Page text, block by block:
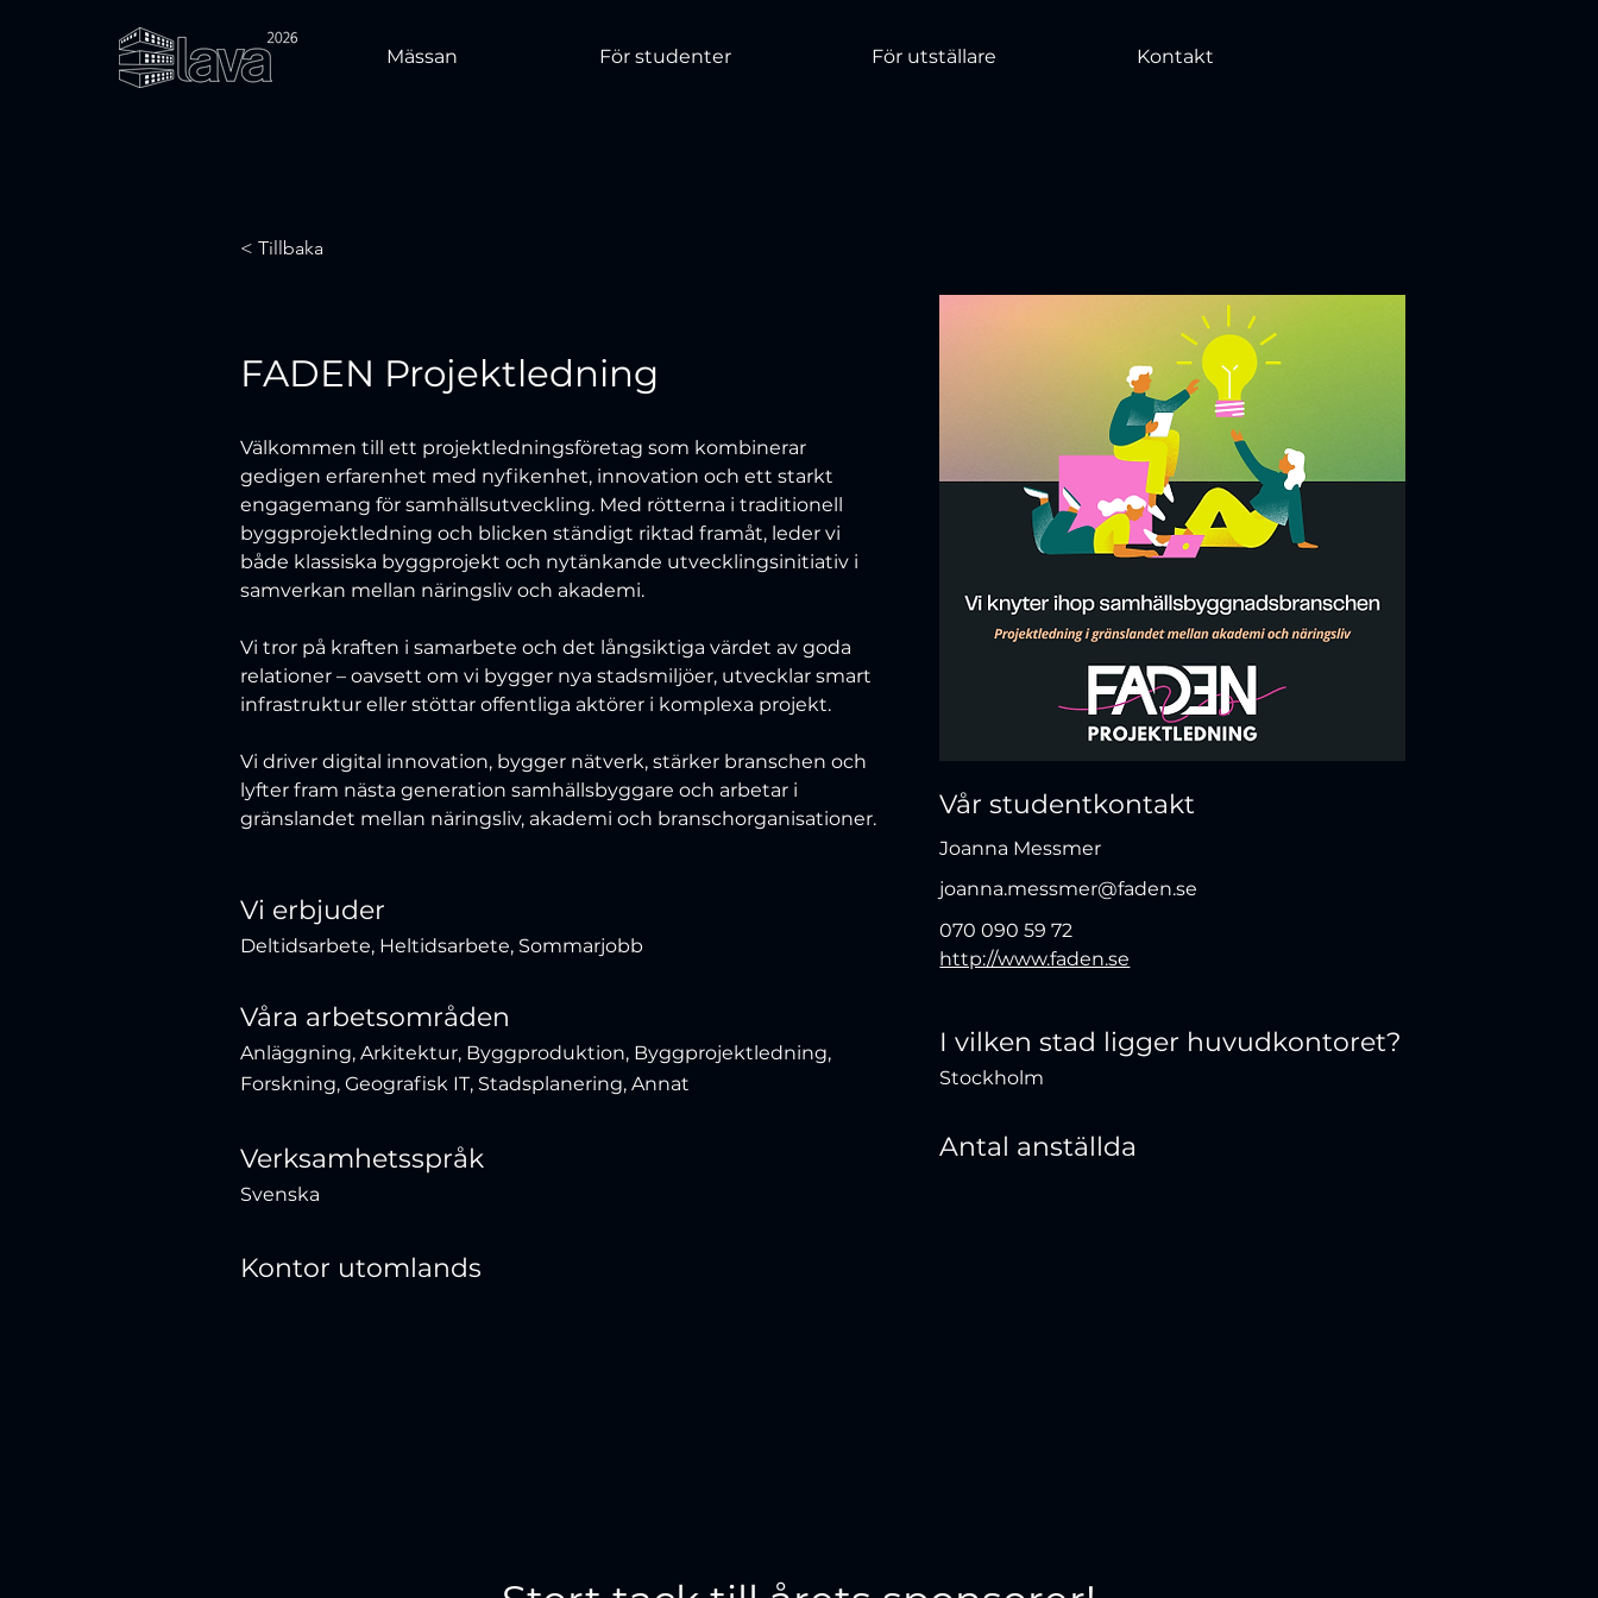
Mässan För studenter För utställare Kontakt
< Tillbaka
FADEN Projektledning
Välkommen till ett projektledningsföretag som kombinerar
gedigen erfarenhet med nyfikenhet, innovation och ett starkt
engagemang för samhällsutveckling. Med rötterna i traditionell
byggprojektledning och blicken ständigt riktad framåt, leder vi
både klassiska byggprojekt och nytänkande utvecklingsinitiativ i
samverkan mellan näringsliv och akademi.
Vi tror på kraften i samarbete och det långsiktiga värdet av goda
relationer – oavsett om vi bygger nya stadsmiljöer, utvecklar smart
infrastruktur eller stöttar offentliga aktörer i komplexa projekt.
Vi driver digital innovation, bygger nätverk, stärker branschen och
lyfter fram nästa generation samhällsbyggare och arbetar i
gränslandet mellan näringsliv, akademi och branschorganisationer.
Vi erbjuder
Deltidsarbete, Heltidsarbete, Sommarjobb
Våra arbetsområden
Anläggning, Arkitektur, Byggproduktion, Byggprojektledning,
Forskning, Geografisk IT, Stadsplanering, Annat
Verksamhetsspråk
Svenska
Kontor utomlands
Vår studentkontakt
Joanna Messmer
joanna.messmer@faden.se
070 090 59 72
http://www.faden.se
I vilken stad ligger huvudkontoret?
Stockholm
Antal anställda